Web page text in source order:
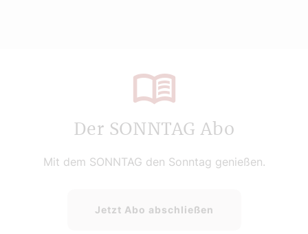
Der SONNTAG Abo
Mit dem SONNTAG den Sonntag genießen.
Jetzt Abo abschließen